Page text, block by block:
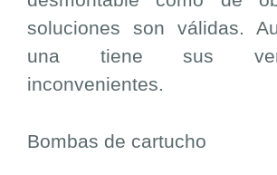
soluciones son válidas.
una tiene sus
inconvenientes.
Bombas de cartucho